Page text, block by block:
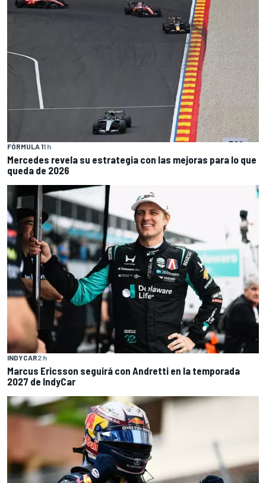
FÓRMULA 11 h
Mercedes revela su estrategia con las mejoras para lo que
queda de 2026
INDYCAR2 h
Marcus Ericsson seguirá con Andretti en la temporada
2027 de IndyCar